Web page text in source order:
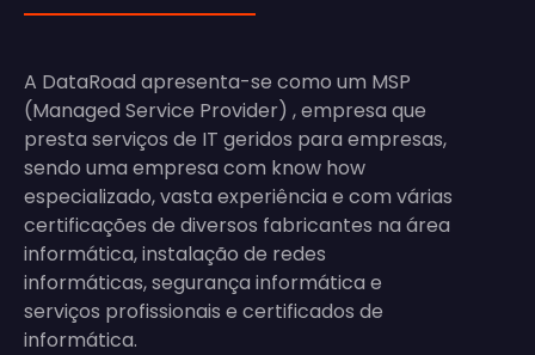
A DataRoad apresenta-se como um MSP
(Managed Service Provider) , empresa que
presta serviços de IT geridos para empresas,
sendo uma empresa com know how
especializado, vasta experiência e com várias
certificações de diversos fabricantes na área
informática, instalação de redes
informáticas, segurança informática e
serviços profissionais e certificados de
informática.